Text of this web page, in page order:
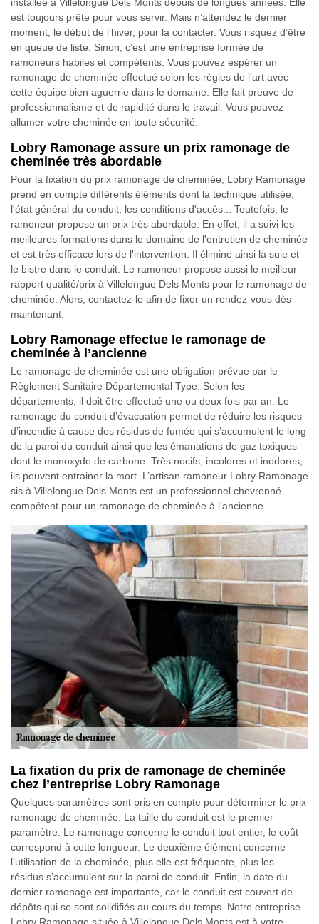
installée à Villelongue Dels Monts depuis de longues années. Elle
est toujours prête pour vous servir. Mais n’attendez le dernier
moment, le début de l’hiver, pour la contacter. Vous risquez d’être
en queue de liste. Sinon, c’est une entreprise formée de
ramoneurs habiles et compétents. Vous pouvez espérer un
ramonage de cheminée effectué selon les règles de l’art avec
cette équipe bien aguerrie dans le domaine. Elle fait preuve de
professionnalisme et de rapidité dans le travail. Vous pouvez
allumer votre cheminée en toute sécurité.
Lobry Ramonage assure un prix ramonage de
cheminée très abordable
Pour la fixation du prix ramonage de cheminée, Lobry Ramonage
prend en compte différents éléments dont la technique utilisée,
l'état général du conduit, les conditions d'accès... Toutefois, le
ramoneur propose un prix très abordable. En effet, il a suivi les
meilleures formations dans le domaine de l'entretien de cheminée
et est très efficace lors de l'intervention. Il élimine ainsi la suie et
le bistre dans le conduit. Le ramoneur propose aussi le meilleur
rapport qualité/prix à Villelongue Dels Monts pour le ramonage de
cheminée. Alors, contactez-le afin de fixer un rendez-vous dès
maintenant.
Lobry Ramonage effectue le ramonage de
cheminée à l’ancienne
Le ramonage de cheminée est une obligation prévue par le
Règlement Sanitaire Départemental Type. Selon les
départements, il doit être effectué une ou deux fois par an. Le
ramonage du conduit d’évacuation permet de réduire les risques
d’incendie à cause des résidus de fumée qui s’accumulent le long
de la paroi du conduit ainsi que les émanations de gaz toxiques
dont le monoxyde de carbone. Très nocifs, incolores et inodores,
ils peuvent entrainer la mort. L’artisan ramoneur Lobry Ramonage
sis à Villelongue Dels Monts est un professionnel chevronné
compétent pour un ramonage de cheminée à l’ancienne.
La fixation du prix de ramonage de cheminée
chez l’entreprise Lobry Ramonage
Quelques paramètres sont pris en compte pour déterminer le prix
ramonage de cheminée. La taille du conduit est le premier
paramètre. Le ramonage concerne le conduit tout entier, le coût
correspond à cette longueur. Le deuxième élément concerne
l’utilisation de la cheminée, plus elle est fréquente, plus les
résidus s’accumulent sur la paroi de conduit. Enfin, la date du
dernier ramonage est importante, car le conduit est couvert de
dépôts qui se sont solidifiés au cours du temps. Notre entreprise
Lobry Ramonage située à Villelongue Dels Monts est à votre